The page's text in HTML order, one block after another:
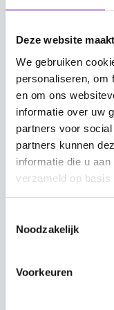
Deze website
We gebruiken
personaliseren, om
en om ons
informatie over uw
partners voor
partners kunnen
informatie die u
verzameld op basis
Noodzakelijk
Voorkeuren
te bieden, waarin
werkt, Wortell
samenwerking en
Met onze
uitdagingen van
eerste stap zetten
vergaderingen
inefficiëntie. Maar
hoogwaardige
geïnstalleerd
tot het verleden.
Als je op zoek